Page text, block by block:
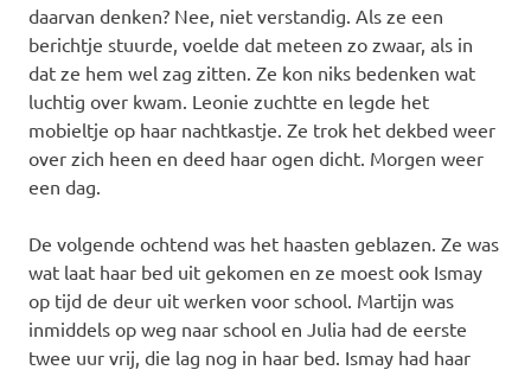
daarvan denken? Nee, niet verstandig. Als ze een
berichtje stuurde, voelde dat meteen zo zwaar, als in
dat ze hem wel zag zitten. Ze kon niks bedenken wat
luchtig over kwam. Leonie zuchtte en legde het
mobieltje op haar nachtkastje. Ze trok het dekbed weer
over zich heen en deed haar ogen dicht. Morgen weer
een dag.
De volgende ochtend was het haasten geblazen. Ze was
wat laat haar bed uit gekomen en ze moest ook Ismay
op tijd de deur uit werken voor school. Martijn was
inmiddels op weg naar school en Julia had de eerste
twee uur vrij, die lag nog in haar bed. Ismay had haar